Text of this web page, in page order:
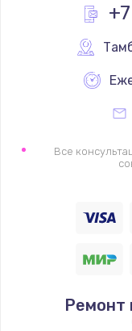
Все
Ремонт